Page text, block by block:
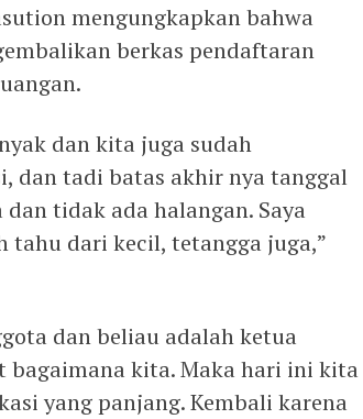
mengungkapkan bahwa
berkas pendaftaran
dan kita juga sudah
dan tadi batas akhir nya tanggal
tidak ada halangan. Saya
tahu dari kecil, tetangga juga,”
dan beliau adalah ketua
bagaimana kita. Maka hari ini kita
yang panjang. Kembali karena